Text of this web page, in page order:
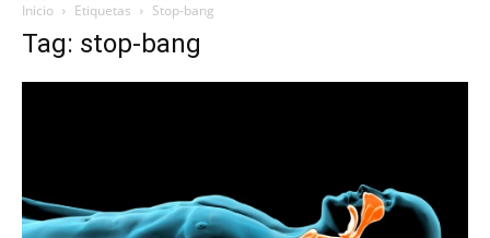
Inicio Etiquetas Stop-bang
Tag: stop-bang